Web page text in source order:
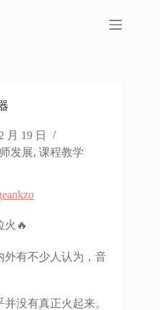
月 19 日
发展, 课程教学
火🔥
外有不少人认为，音
没有真正火起来。